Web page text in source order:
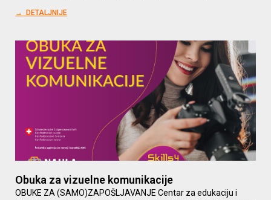
→ DETALJNIJE
Obuka za vizuelne komunikacije
OBUKE ZA (SAMO)ZAPOŠLJAVANJE Centar za edukaciju i